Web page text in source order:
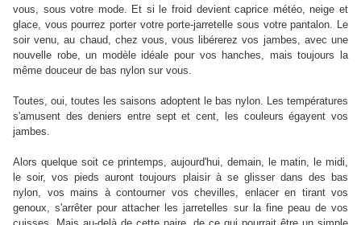
vous, sous votre mode. Et si le froid devient caprice météo, neige et
glace, vous pourrez porter votre porte-jarretelle sous votre pantalon. Le
soir venu, au chaud, chez vous, vous libérerez vos jambes, avec une
nouvelle robe, un modèle idéale pour vos hanches, mais toujours la
même douceur de bas nylon sur vous.
Toutes, oui, toutes les saisons adoptent le bas nylon. Les températures
s'amusent des deniers entre sept et cent, les couleurs égayent vos
jambes.
Alors quelque soit ce printemps, aujourd'hui, demain, le matin, le midi,
le soir, vos pieds auront toujours plaisir à se glisser dans des bas
nylon, vos mains à contourner vos chevilles, enlacer en tirant vos
genoux, s'arrêter pour attacher les jarretelles sur la fine peau de vos